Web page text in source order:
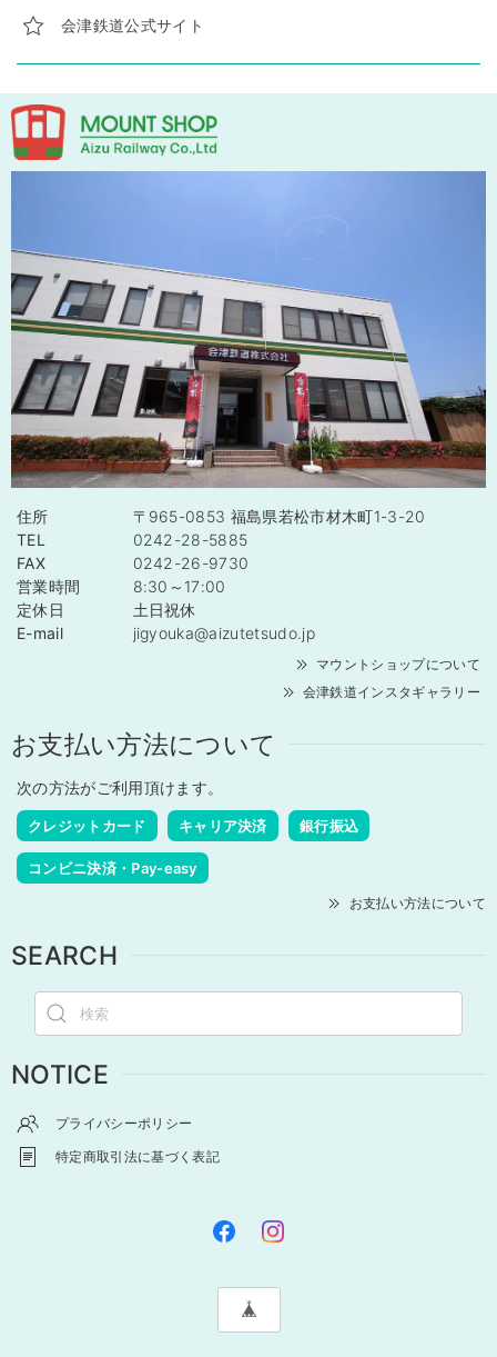
会津鉄道公式サイト
住所
〒965-0853 福島県若松市材木町1-3-20
TEL
0242-28-5885
FAX
0242-26-9730
営業時間
8:30～17:00
定休日
土日祝休
E-mail
jigyouka@aizutetsudo.jp
マウントショップについて
会津鉄道インスタギャラリー
お支払い方法について
次の方法がご利用頂けます。
クレジットカード キャリア決済 銀行振込
コンビニ決済・Pay-easy
お支払い方法について
SEARCH
NOTICE
プライバシーポリシー
特定商取引法に基づく表記